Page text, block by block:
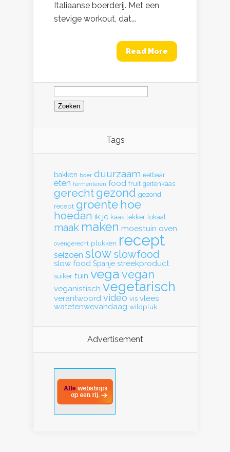
Italiaanse boerderij. Met een
stevige workout, dat...
Read More
Zoeken
naar:
Tags
bakken boer duurzaam eetbaar
eten fermenteren food fruit geitenkaas
gerecht gezond gezond
recept groente hoe
hoedan ik je kaas lekker lokaal
maak maken moestuin oven
ovengerecht plukken recept
seizoen slow slowfood
slow food Spanje streekproduct
suiker tuin vega vegan
veganistisch vegetarisch
verantwoord video vis vlees
watetenwevandaag wildpluk
Advertisement